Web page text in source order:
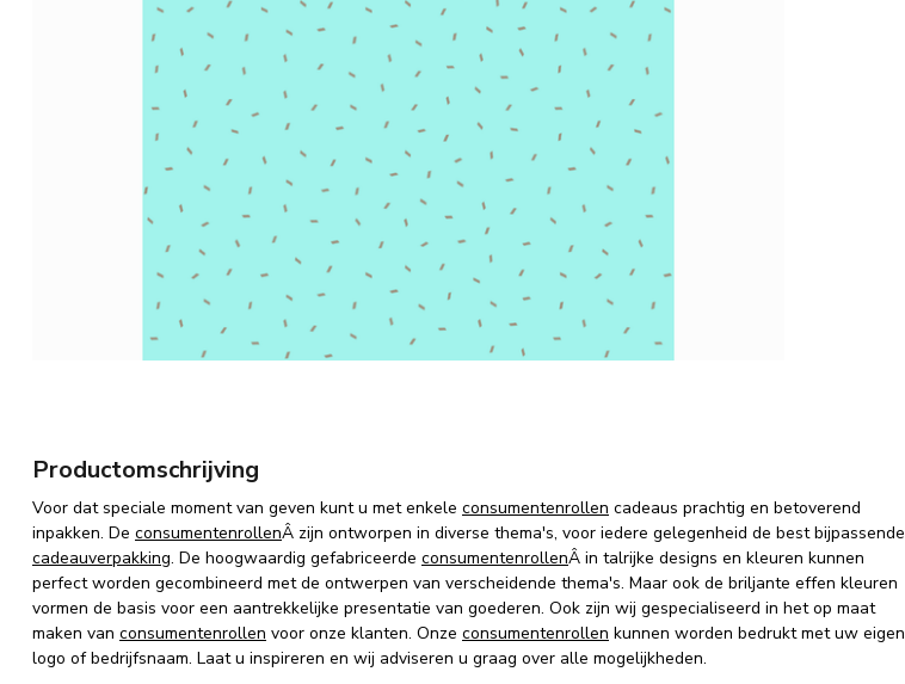
Productomschrijving
Voor dat speciale moment van geven kunt u met enkele consumentenrollen cadeaus prachtig en betoverend
inpakken. De consumentenrollenÂ zijn ontworpen in diverse thema's, voor iedere gelegenheid de best bijpassende
cadeauverpakking. De hoogwaardig gefabriceerde consumentenrollenÂ in talrijke designs en kleuren kunnen
perfect worden gecombineerd met de ontwerpen van verscheidende thema's. Maar ook de briljante effen kleuren
vormen de basis voor een aantrekkelijke presentatie van goederen. Ook zijn wij gespecialiseerd in het op maat
maken van consumentenrollen voor onze klanten. Onze consumentenrollen kunnen worden bedrukt met uw eigen
logo of bedrijfsnaam. Laat u inspireren en wij adviseren u graag over alle mogelijkheden.